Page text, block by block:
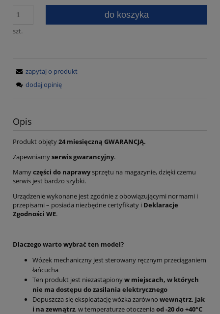
szt.
do koszyka
zapytaj o produkt
dodaj opinię
Opis
Produkt objęty24 miesięczną GWARANCJĄ.
Zapewniamyserwis gwarancyjny.
Mamyczęści do naprawysprzętu na magazynie, dzięki czemu
serwis jest bardzo szybki.
Urządzenie wykonane jest zgodnie z obowiązującymi normami i
przepisami – posiada niezbędne certyfikaty i Deklaracje
Zgodności WE.
Dlaczego warto wybrać ten model?
Wózek mechaniczny jest sterowany ręcznym przeciąganiem
łańcucha
Ten produkt jest niezastąpionyw miejscach, w których
nie ma dostępu do zasilania elektrycznego
Dopuszcza się eksploatację wózka zarówno wewnątrz, jak
i na zewnątrz, w temperaturze otoczenia od -20 do +40°C